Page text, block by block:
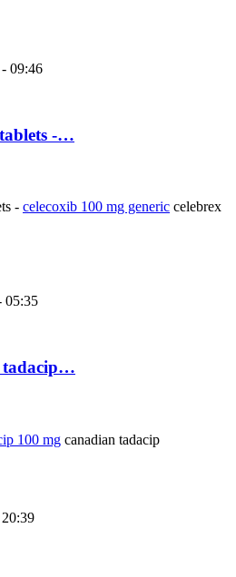
09:46
-…
- celecoxib 100 mg generic celebrex
05:35
tadacip…
100 mg canadian tadacip